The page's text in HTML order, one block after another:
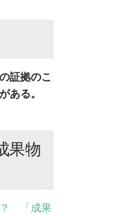
証拠のこ
ある。
果物
？ 「成果